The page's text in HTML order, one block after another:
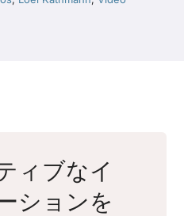
ィブなイ
ションを